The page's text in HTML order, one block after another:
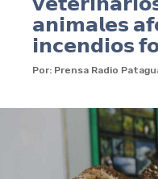
𝗮𝗻𝗶𝗺𝗮𝗹𝗲𝘀
𝗶𝗻𝗰𝗲𝗻𝗱𝗶𝗼𝘀
Por: Prensa Radio